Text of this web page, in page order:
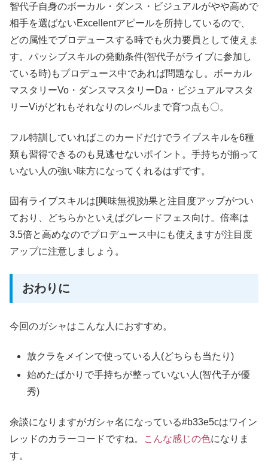
智代子自身のボーカル・ダンス・ビジュアルがやや高めで
相手を選ばないExcellentアピールを所持しているので、
どの属性でプロデュースする時でも火力要員として使えま
す。パッシブスキルの発動条件(智代子がライブに参加し
ている時)もプロデュース中であれば問題なし。ボーカル
マスタリーVo・ダンスマスタリーDa・ビジュアルマスタ
リーViがどれもそれなりのレベルまで育つ点も〇。
フル特訓していればこのカードだけでライブスキルを6種
類も習得できるのも見逃せないポイント。手持ちが揃って
いない人の強い味方になってくれるはずです。
固有ライブスキルは[興味無視]効果と注目度アップがつい
ており、どちらかといえばグレードフェス向け。倍率は
3.5倍と高めなのでプロデュース中にも使えますが注目度
アップに注意しましょう。
おわりに
今回のガシャはこんな人におすすめ。
放クラをメインで使っている人(どちらも当たり)
始めたばかりで手持ちが整っていない人(智代子が優
秀)
余談になりますがガシャ名になっている#b33e5cはワイン
レッドのカラーコードですね。
こんな感じの色になりま
す。